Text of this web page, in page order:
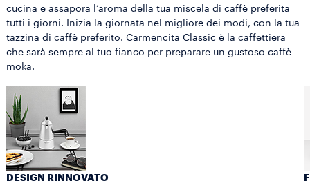
cucina e assapora l’aroma della tua miscela di caffè preferita
tutti i giorni. Inizia la giornata nel migliore dei modi, con la tua
tazzina di caffè preferito. Carmencita Classic è la caffettiera
che sarà sempre al tuo fianco per preparare un gustoso caffè
moka.
DESIGN RINNOVATO